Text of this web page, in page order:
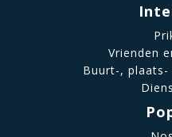
Vrienden
Buurt-,